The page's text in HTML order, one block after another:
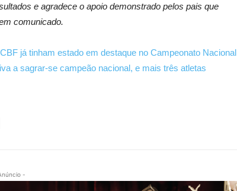
e agradece o apoio demonstrado pelos pais que
comunicado.
já tinham estado em destaque no Campeonato Nacional
a sagrar-se campeão nacional, e mais três atletas
-